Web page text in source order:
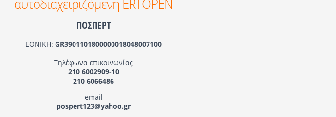
αυτοδιαχειριζόμενη ERTOPEN
ΠΟΣΠΕΡΤ
ΕΘΝΙΚΗ: GR3901101800000018048007100
Τηλέφωνα επικοινωνίας
210 6002909-10
210 6066486
email
pospert123@yahoo.gr